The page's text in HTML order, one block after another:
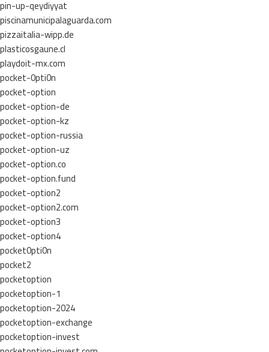
pin-up-qeydiyyat
piscinamunicipalaguarda.com
pizzaitalia-wipp.de
plasticosgaune.cl
playdoit-mx.com
pocket-0pti0n
pocket-option
pocket-option-de
pocket-option-kz
pocket-option-russia
pocket-option-uz
pocket-option.co
pocket-option.fund
pocket-option2
pocket-option2.com
pocket-option3
pocket-option4
pocket0pti0n
pocket2
pocketoption
pocketoption-1
pocketoption-2024
pocketoption-exchange
pocketoption-invest